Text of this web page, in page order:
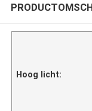
Hoog licht: